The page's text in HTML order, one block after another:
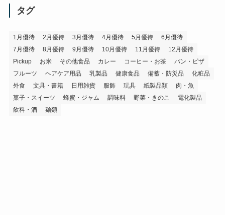
タグ
1月優待 2月優待 3月優待 4月優待 5月優待
6月優待
7月優待
8月優待 9月優待 10月優待 11月優待
12月優待
Pickup
お米 その他食品 カレー コーヒー・お茶
パン・ピザ
フルーツ
ヘアケア用品 乳製品 健康食品 備蓄・防災品
化粧品
外食
文具・書籍 日用雑貨 服飾 玩具 紙製品類
肉・魚
菓子・スイーツ
蜂蜜・ジャム 調味料 野菜・きのこ
電化製品
飲料・酒
麺類